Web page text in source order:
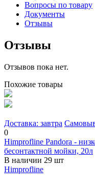
Вопросы по товару
Документы
Отзывы
Отзывы
Отзывов пока нет.
Похожие товары
Доставка: завтра
0
Himprofline Pandora -
бесонтактной мойки, 20л
В наличии 29 шт
Himprofline